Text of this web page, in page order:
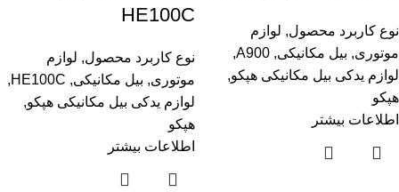
نوع کاربرد محصول, لوازم
موتوری, بیل مکانیکی,
A900
,
لوازم یدکی بیل مکانیکی هپکو,
هپکو
اطلاعات بیشتر
HE100C
نوع کاربرد محصول, لوازم
موتوری, بیل مکانیکی,
HE100C
,
لوازم یدکی بیل مکانیکی هپکو,
هپکو
اطلاعات بیشتر